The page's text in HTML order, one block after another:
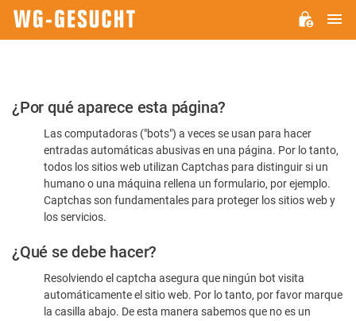
Por
favor,
confirme
humano
¿Por qué aparece esta página?
Las computadoras ("bots") a veces se usan para hacer
entradas automáticas abusivas en una página. Por lo tanto,
todos los sitios web utilizan Captchas para distinguir si un
humano o una máquina rellena un formulario, por ejemplo.
Captchas son fundamentales para proteger los sitios web y
los servicios.
¿Qué se debe hacer?
Resolviendo el captcha asegura que ningún bot visita
automáticamente el sitio web. Por lo tanto, por favor marque
la casilla abajo. De esta manera sabemos que no es un